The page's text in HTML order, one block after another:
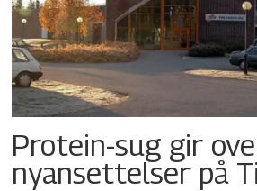
Protein-sug gir
nyansettelser på